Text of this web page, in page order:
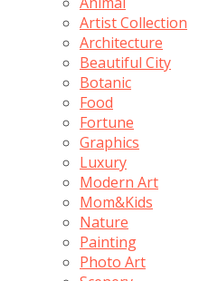
Artist Collection
Architecture
Beautiful City
Botanic
Food
Fortune
Graphics
Luxury
Modern Art
Mom&Kids
Nature
Painting
Photo Art